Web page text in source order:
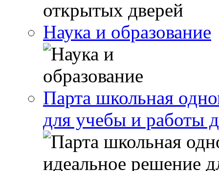
Наука и образование
Парта школьная
для учебы и работы